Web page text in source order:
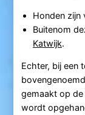
Honden zijn
Buitenom
Katwijk.
Echter, bij een
gemaakt op de
wordt